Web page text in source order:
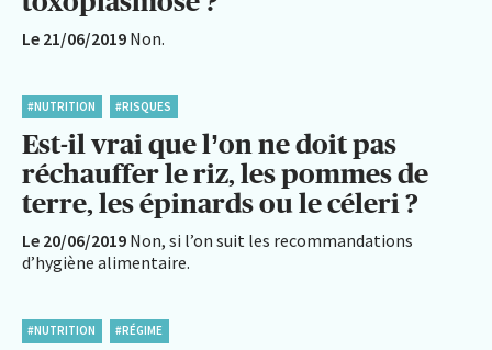
Le 21/06/2019 Non.
#NUTRITION #RISQUES
Est-il vrai que l’on ne doit pas
réchauffer le riz, les pommes de
terre, les épinards ou le céleri ?
Le 20/06/2019 Non, si l’on suit les recommandations
d’hygiène alimentaire.
#NUTRITION #RÉGIME